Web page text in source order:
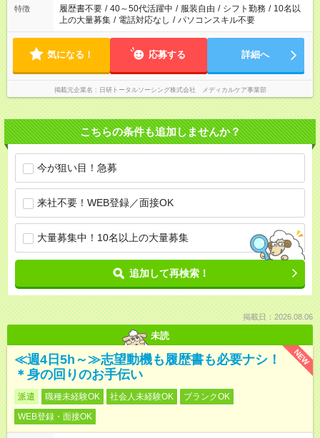
特徴 履歴書不要 / 40～50代活躍中 / 服装自由 / シフト勤務 / 10名以
上の大量募集 / 電話対応なし / パソコンスキル不要
気になる！ 応募する 詳細へ
掲載元企業名 日研トータルソーシング株式会社 メディカルケア事業部
こちらの条件も追加しませんか？
今が狙い目！急募
来社不要！WEB登録／面接OK
大量募集中！10名以上の大量募集
追加して再検索！
掲載日：2026.08.06
未読
NEW
≪週4日5h～≫志望動機も履歴書も必要ナシ！
＊身の回りのお手伝い
派遣 職種未経験OK 社会人未経験OK
ブランクOK
WEB登録・面接OK